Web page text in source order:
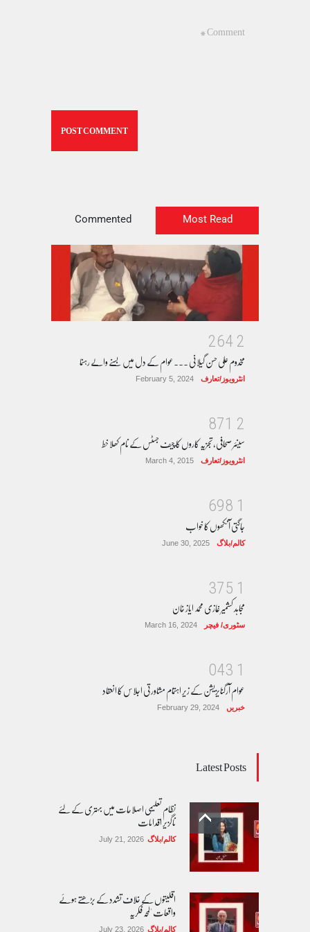
Most Read
Commented
2
4
6
2
مخدوم علی حسن گیلانی ۔۔۔عوام کے دل میں بسنے والے رہنما
انٹرویوز/تعارف February 5, 2024
2
1
7
8
سینئر صحافی، تجزیہ کاروں کا چیف جسٹس کے نام کھلا خط
انٹرویوز/تعارف March 4, 2015
1
8
9
6
جاگتی آنکھوں کا خواب
کالم/بلاگ June 30, 2025
1
5
7
3
مجاہد کشمیر غازی محمد ایاز خان
سٹوری/ فیچر March 16, 2024
1
3
4
0
عوام آرگنایزیشن کے زیر اہتمام مشاورتی اجلاس کا انعقاد
خبریں February 29, 2024
Latest Posts
نظام تعلیمی اصلاحات میں بہتری کے لئے
ناگزیر اقدامات
کالم/بلاگ July 21, 2026
اقلیتوں کے خلاف تشدد کے بڑھتے ہوئے
واقعات 'لمحہ فکریہ
کالم/بلاگ July 23, 2026